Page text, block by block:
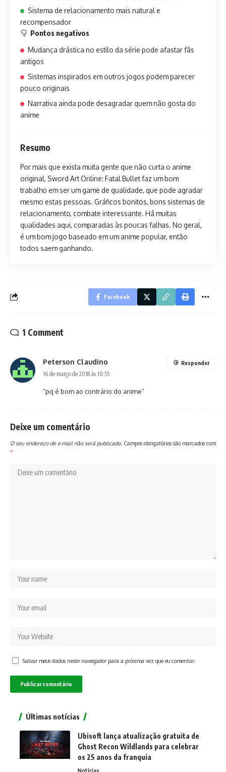
Sistema de relacionamento mais natural e
recompensador
Pontos negativos
Mudança drástica no estilo da série pode afastar fãs
antigos
Sistemas inspirados em outros jogos podem parecer
pouco originais
Narrativa ainda pode desagradar quem não gosta do
anime
Resumo
Por mais que exista muita gente que não curta o anime
original, Sword Art Online: Fatal Bullet faz um bom
trabalho em ser um game de qualidade, que pode agradar
mesmo estas pessoas. Gráficos bonitos, bons sistemas de
relacionamento, combate interessante. Há muitas
qualidades aqui, comparadas às poucas falhas. No geral,
é um bom jogo baseado em um anime popular, então
todos saem ganhando.
Facebook
1 Comment
Peterson Claudino
16 de março de 2018 às 10:55
“pq é bom ao contrário do anime”
Responder
Deixe um comentário
O seu endereço de e-mail não será publicado. Campos obrigatórios são marcados com
*
Salvar meus dados neste navegador para a próxima vez que eu comentar.
Últimas notícias
Ubisoft lança atualização gratuita de
Ghost Recon Wildlands para celebrar
os 25 anos da franquia